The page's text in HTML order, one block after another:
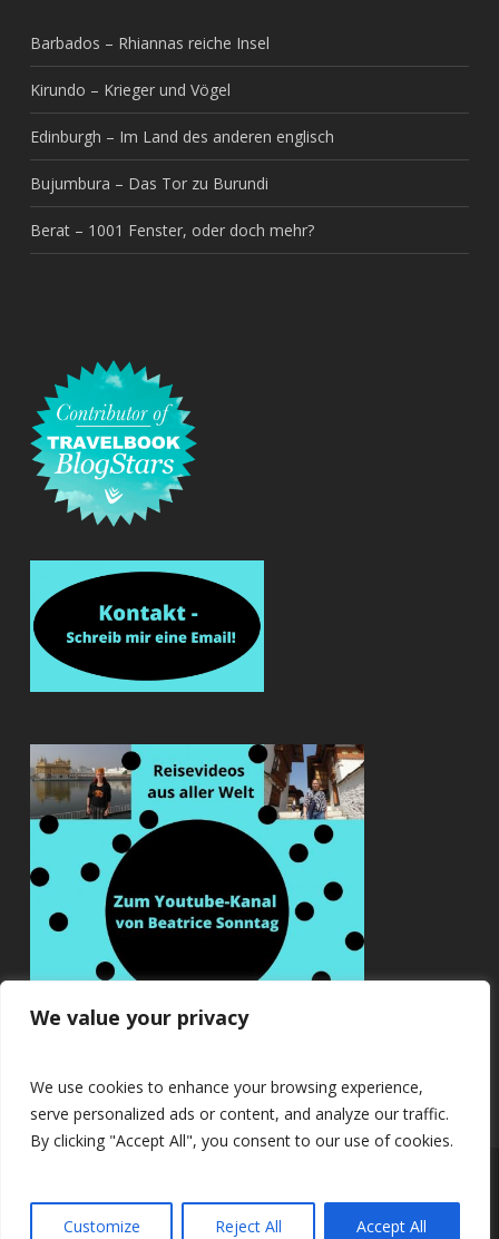
We value your privacy
We use cookies to enhance your browsing experience,
serve personalized ads or content, and analyze our traffic.
By clicking "Accept All", you consent to our use of cookies.
Customize Reject All Accept All
Barbados – Rhiannas reiche Insel
Kirundo – Krieger und Vögel
Edinburgh – Im Land des anderen englisch
Bujumbura – Das Tor zu Burundi
Berat – 1001 Fenster, oder doch mehr?